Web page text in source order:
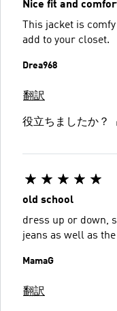
Nice fit and
This jacket is
add to your closet.
Drea968
翻訳
役立ちましたか？
old school
dress up or down,
jeans as well as
MamaG
翻訳